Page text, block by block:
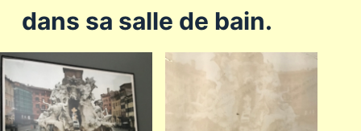
dans sa salle de bain.